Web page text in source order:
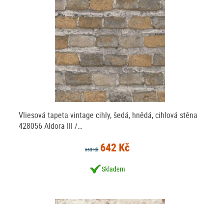
Vliesová tapeta vintage cihly, šedá, hnědá, cihlová stěna
428056 Aldora III /…
663 Kč 642 Kč
Skladem